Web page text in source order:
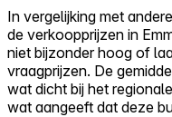
In vergelijking met
de verkoopprijzen in
niet bijzonder hoog of
vraagprijzen. De
wat dicht bij het
wat aangeeft dat deze